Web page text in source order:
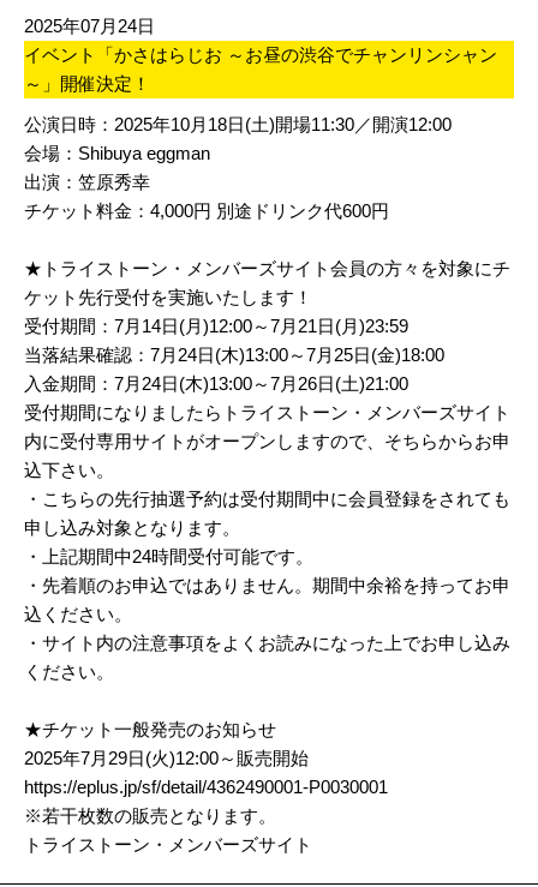
2025年07月24日
イベント「かさはらじお ～お昼の渋谷でチャンリンシャン
～」開催決定！
公演日時：2025年10月18日(土)開場11:30／開演12:00
会場：Shibuya eggman
出演：笠原秀幸
チケット料金：4,000円 別途ドリンク代600円
★トライストーン・メンバーズサイト会員の方々を対象にチ
ケット先行受付を実施いたします！
受付期間：7月14日(月)12:00～7月21日(月)23:59
当落結果確認：7月24日(木)13:00～7月25日(金)18:00
入金期間：7月24日(木)13:00～7月26日(土)21:00
受付期間になりましたらトライストーン・メンバーズサイト
内に受付専用サイトがオープンしますので、そちらからお申
込下さい。
・こちらの先行抽選予約は受付期間中に会員登録をされても
申し込み対象となります。
・上記期間中24時間受付可能です。
・先着順のお申込ではありません。期間中余裕を持ってお申
込ください。
・サイト内の注意事項をよくお読みになった上でお申し込み
ください。
★チケット一般発売のお知らせ
2025年7月29日(火)12:00～販売開始
https://eplus.jp/sf/detail/4362490001-P0030001
※若干枚数の販売となります。
トライストーン・メンバーズサイト